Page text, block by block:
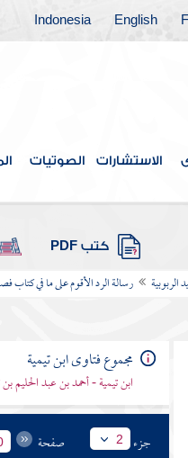
English
Indonesia
الاستشارات الصوتيات
كتب PDF
رسالة الرد الأقوم على ما في
مجموع فتاوى ابن تيمية
ابن تيمية - أحمد بن عبد الحليم بن
جزء 2 صفحة